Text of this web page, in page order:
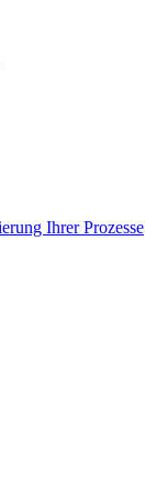
Ihrer Prozesse